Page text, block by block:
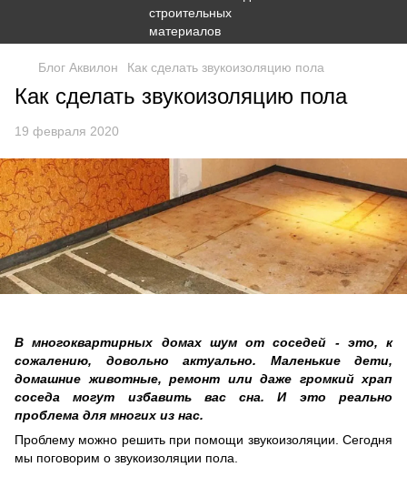
Блог Аквилон Как сделать звукоизоляцию пола
Как сделать звукоизоляцию пола
19 февраля 2020
В многоквартирных домах шум от соседей - это, к
сожалению, довольно актуально. Маленькие дети,
домашние животные, ремонт или даже громкий храп
соседа могут избавить вас сна. И это реально
проблема для многих из нас.
Проблему можно решить при помощи звукоизоляции. Сегодня
мы поговорим о звукоизоляции пола.